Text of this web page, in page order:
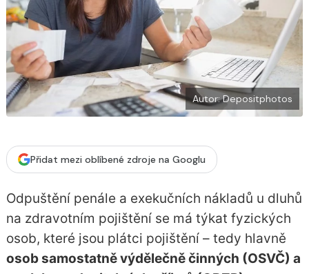
Autor: Depositphotos
Přidat mezi oblíbené zdroje na Googlu
Odpuštění penále a exekučních nákladů u dluhů
na zdravotním pojištění se má týkat fyzických
osob, které jsou plátci pojištění – tedy hlavně
osob samostatně výdělečně činných (OSVČ) a